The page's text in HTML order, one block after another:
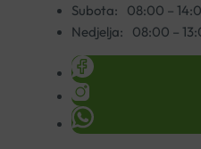
Subota:
08:00 –
Nedjelja:
08:00 –